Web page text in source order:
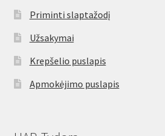
Priminti slaptažodį
Užsakymai
Krepšelio puslapis
Apmokėjimo puslapis